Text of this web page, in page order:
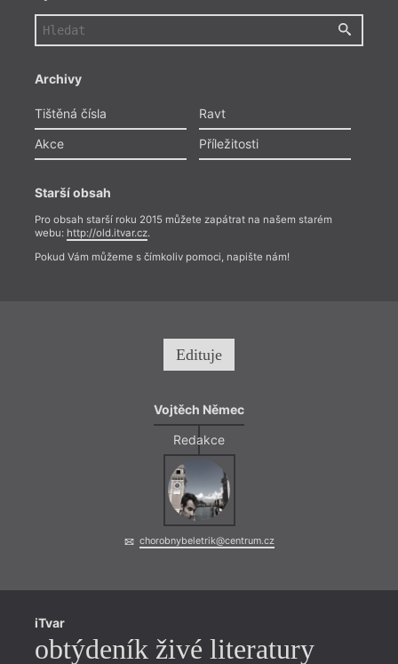
Archivy
Tištěná čísla
Ravt
Akce
Příležitosti
Starší obsah
Pro obsah starší roku 2015 můžete zapátrat na našem starém
webu: http://old.itvar.cz.
Pokud Vám můžeme s čímkoliv pomoci, napište nám!
Edituje
Vojtěch Němec
Redakce
chorobnybeletrik@centrum.cz
iTvar
obtýdeník živé literatury